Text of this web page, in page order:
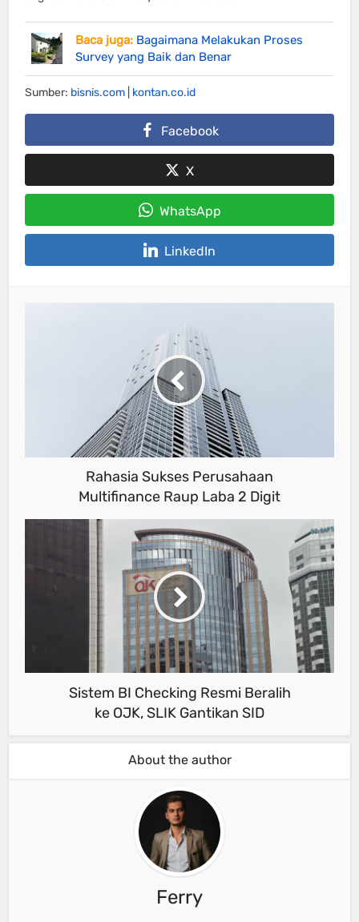
Baca juga: Bagaimana Melakukan Proses
Survey yang Baik dan Benar
Sumber: bisnis.com kontan.co.id
Facebook
X
WhatsApp
LinkedIn
Rahasia Sukses Perusahaan
Multifinance Raup Laba 2 Digit
Sistem BI Checking Resmi Beralih
ke OJK, SLIK Gantikan SID
About the author
Ferry